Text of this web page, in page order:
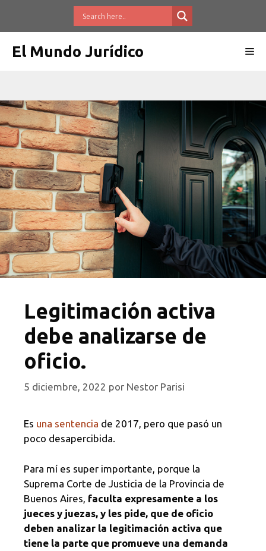
El Mundo Jurídico
Legitimación activa
debe analizarse de
oficio.
5 diciembre, 2022 por Nestor Parisi
Es una sentencia de 2017, pero que pasó un
poco desapercibida.
Para mí es super importante, porque la
Suprema Corte de Justicia de la Provincia de
Buenos Aires, faculta expresamente a los
jueces y juezas, y les pide, que de oficio
deben analizar la legitimación activa que
tiene la parte que promueve una demanda